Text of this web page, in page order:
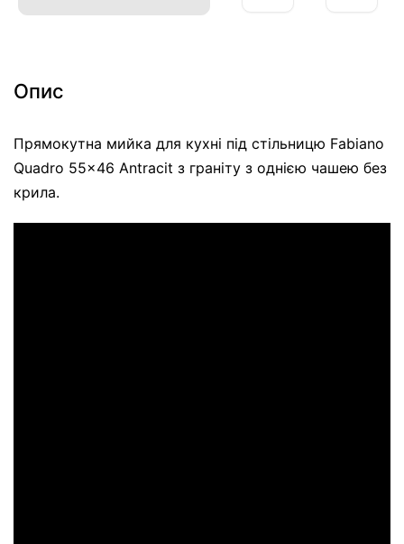
Опис
Прямокутна мийка для кухні під стільницю Fabiano
Quadro 55x46 Antracit з граніту з однією чашею без
крила.